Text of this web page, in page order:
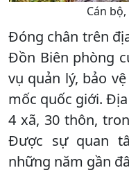
Cán
Đóng chân trên
Đồn Biên phòng
vụ quản lý, bảo
mốc quốc giới.
4 xã, 30 thôn,
Được sự quan
những năm gần